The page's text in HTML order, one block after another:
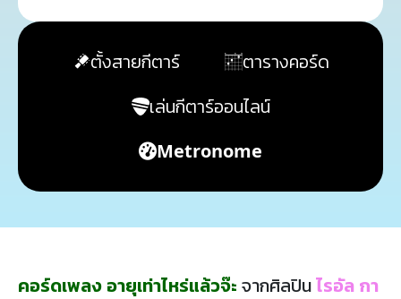
ตั้งสายกีตาร์
ตารางคอร์ด
เล่นกีตาร์ออนไลน์
Metronome
คอร์ดเพลง อายุเท่าไหร่แล้วจ๊ะ จากศิลปินไรอัล กา